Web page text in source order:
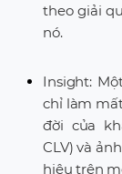
theo giải
nó.
Insight:
chỉ làm
đời của
CLV) và
hiệu trên